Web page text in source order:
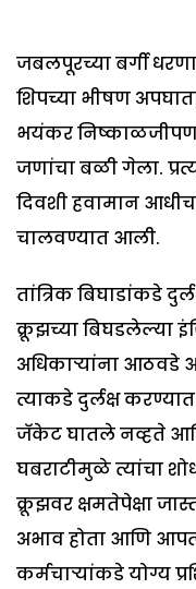
जबलपूरच्या बर्गी
शिपच्या भीषण
भयंकर
जणांचा बळी गेला.
दिवशी हवामान
चालवण्यात आली.
तांत्रिक बिघाडांकडे
क्रूझच्या बिघडलेल्या
अधिकाऱ्यांना आठवडे
त्याकडे दुर्लक्ष
जॅकेट घातले नव्हते
घबराटीमुळे त्यांचा
क्रूझवर क्षमतेपेक्षा
अभाव होता आणि
कर्मचाऱ्यांकडे योग्य